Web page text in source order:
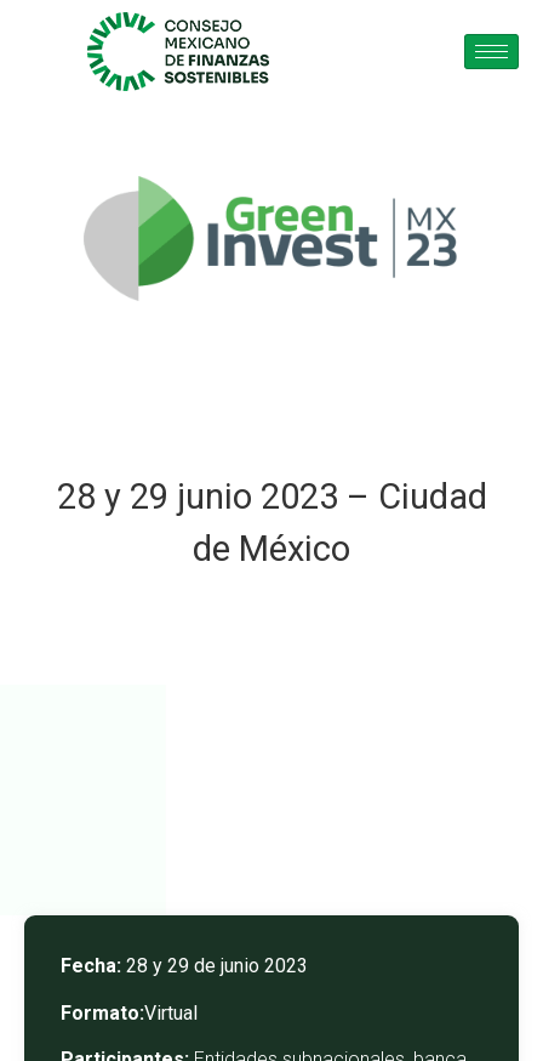
28 y 29 junio 2023 – Ciudad
de México
Fecha: 28 y 29 de junio 2023
Formato:Virtual